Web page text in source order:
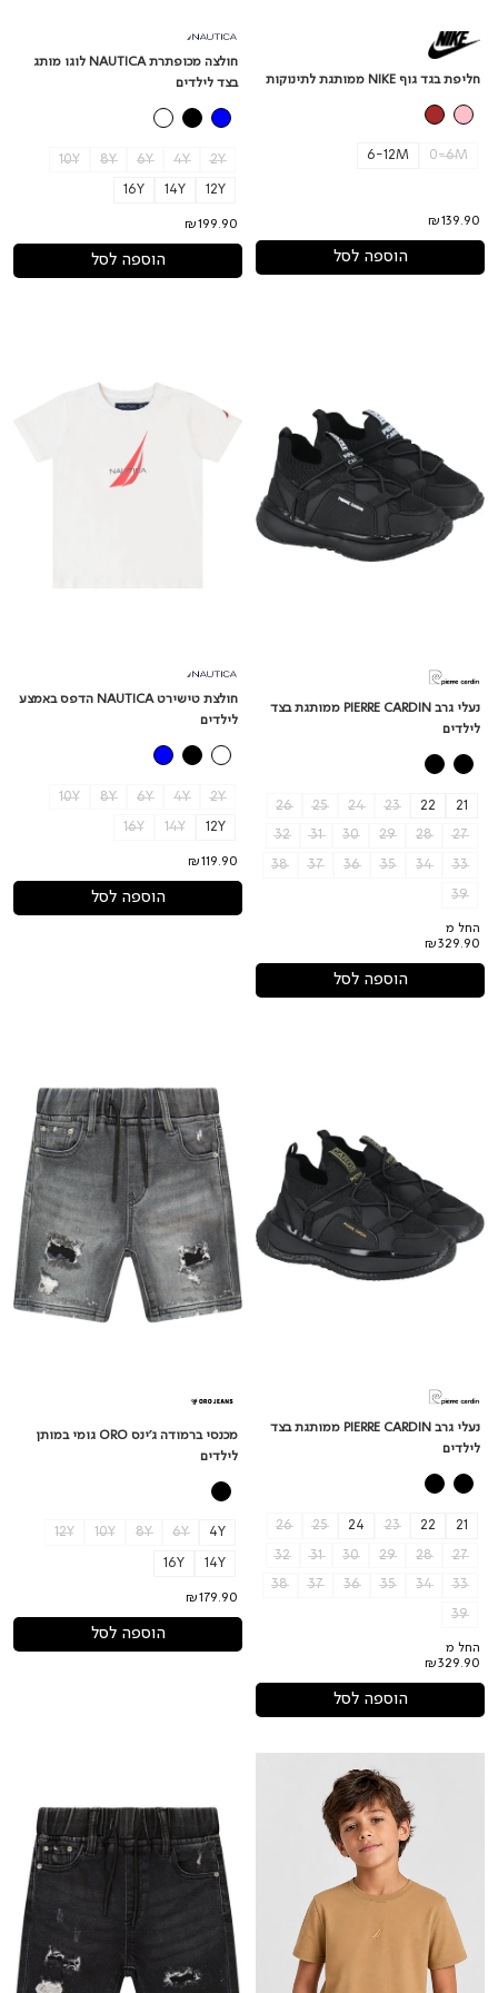
חליפת בגד גוף NIKE ממותגת לתינוקות
0-6M
6-12M
₪139.90
הוספה לסל
חולצה מכופתרת NAUTICA לוגו מותג
בצד לילדים
2Y
4Y
6Y
8Y
10Y
12Y
14Y
16Y
₪199.90
הוספה לסל
לילדים
נעלי גרב PIERRE CARDIN ממותגת בצד
לילדים
21
22
23
24
25
26
27
28
29
30
31
32
33
34
35
36
37
38
39
החל מ
₪329.90
הוספה לסל
באמצע
חולצת טישירט NAUTICA הדפס באמצע
לילדים
2Y
4Y
6Y
8Y
10Y
12Y
14Y
16Y
₪119.90
הוספה לסל
לילדים
נעלי גרב PIERRE CARDIN ממותגת בצד
לילדים
21
22
23
24
25
26
27
28
29
30
31
32
33
34
35
36
37
38
39
החל מ
₪329.90
הוספה לסל
ג'ינס
ORO
גומי
במותן
לילדים
מכנסי ברמודה ג'ינס ORO גומי במותן
לילדים
4Y
6Y
8Y
10Y
12Y
14Y
16Y
₪179.90
הוספה לסל
ג'ינס
ORO
גומי
במותן
לילדים